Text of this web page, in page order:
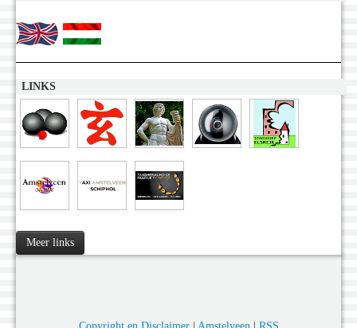
LINKS
Meer links